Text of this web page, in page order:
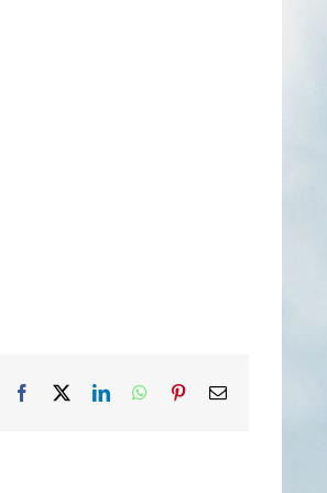
Facebook LinkedInWhatsApp
PinterestEmail